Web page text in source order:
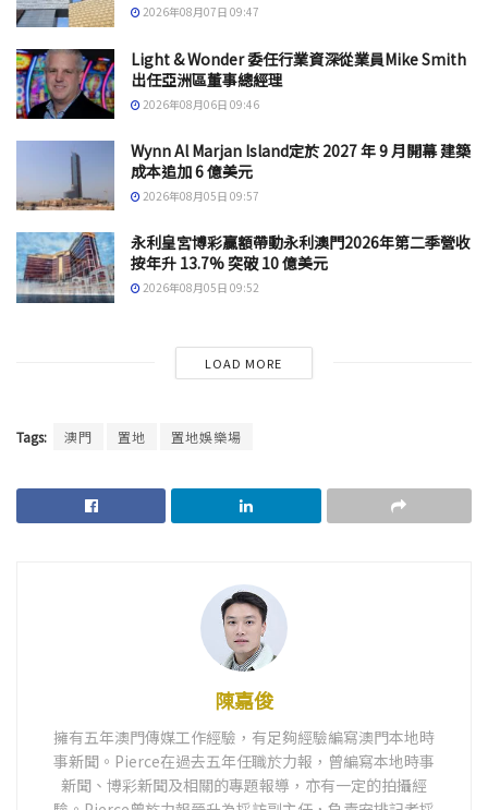
2026年08月07日 09:47
Light & Wonder 委任行業資深從業員Mike Smith
出任亞洲區董事總經理
2026年08月06日 09:46
Wynn Al Marjan Island定於 2027 年 9 月開幕 建築
成本追加 6 億美元
2026年08月05日 09:57
永利皇宮博彩贏額帶動永利澳門2026年第二季營收
按年升 13.7% 突破 10 億美元
2026年08月05日 09:52
LOAD MORE
Tags: 澳門 置地 置地娛樂場
陳嘉俊
擁有五年澳門傳媒工作經驗，有足夠經驗編寫澳門本地時
事新聞。Pierce在過去五年任職於力報，曾編寫本地時事
新聞、博彩新聞及相關的專題報導，亦有一定的拍攝經